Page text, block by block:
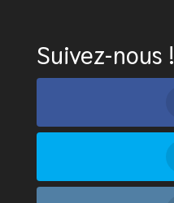
Suivez-nous !